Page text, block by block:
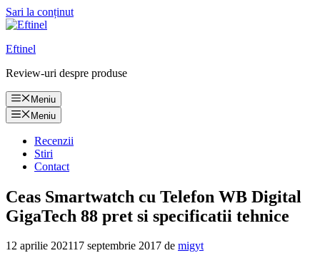
Sari la conținut
Eftinel
Review-uri despre produse
Meniu
Meniu
Recenzii
Stiri
Contact
Ceas Smartwatch cu Telefon WB Digital
GigaTech 88 pret si specificatii tehnice
12 aprilie 202117 septembrie 2017 de migyt